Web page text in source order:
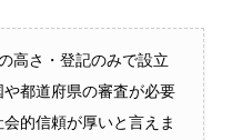
高さ・登記のみで設立
都道府県の審査が必要
的信頼が厚いと言えま